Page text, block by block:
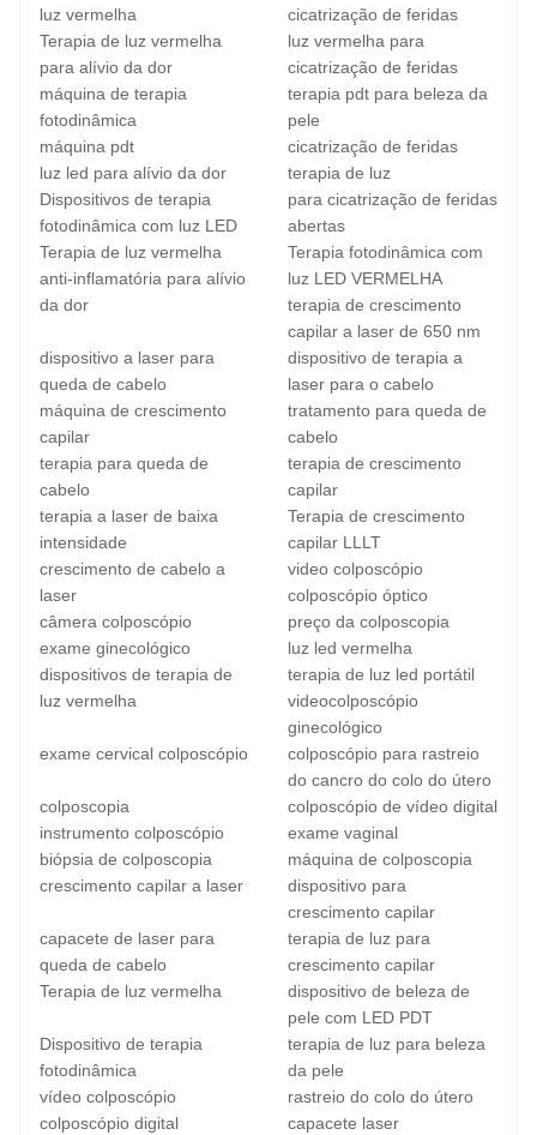
luz vermelha
cicatrização de feridas
Terapia de luz vermelha
para alívio da dor
luz vermelha para
cicatrização de feridas
máquina de terapia
fotodinâmica
terapia pdt para beleza da
pele
máquina pdt
cicatrização de feridas
luz led para alívio da dor
terapia de luz
Dispositivos de terapia
fotodinâmica com luz LED
para cicatrização de feridas
abertas
Terapia de luz vermelha
anti-inflamatória para alívio
da dor
Terapia fotodinâmica com
luz LED VERMELHA
terapia de crescimento
capilar a laser de 650 nm
dispositivo a laser para
queda de cabelo
dispositivo de terapia a
laser para o cabelo
máquina de crescimento
capilar
tratamento para queda de
cabelo
terapia para queda de
cabelo
terapia de crescimento
capilar
terapia a laser de baixa
intensidade
Terapia de crescimento
capilar LLLT
crescimento de cabelo a
laser
video colposcópio
colposcópio óptico
câmera colposcópio
preço da colposcopia
exame ginecológico
luz led vermelha
dispositivos de terapia de
luz vermelha
terapia de luz led portátil
videocolposcópio
ginecológico
exame cervical colposcópio
colposcópio para rastreio
do cancro do colo do útero
colposcopia
colposcópio de vídeo digital
instrumento colposcópio
exame vaginal
biópsia de colposcopia
máquina de colposcopia
crescimento capilar a laser
dispositivo para
crescimento capilar
capacete de laser para
queda de cabelo
terapia de luz para
crescimento capilar
Terapia de luz vermelha
dispositivo de beleza de
pele com LED PDT
Dispositivo de terapia
fotodinâmica
terapia de luz para beleza
da pele
vídeo colposcópio
rastreio do colo do útero
colposcópio digital
capacete laser